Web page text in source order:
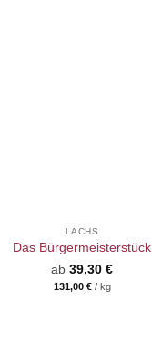
LACHS
Das Bürgermeisterstück
ab 39,30 €
131,00 €/ kg